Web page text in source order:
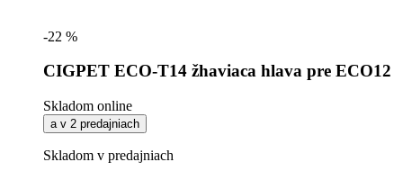
-22 %
CIGPET ECO-T14 žhaviaca hlava pre ECO12
Skladom online
a v 2 predajniach
Skladom v predajniach